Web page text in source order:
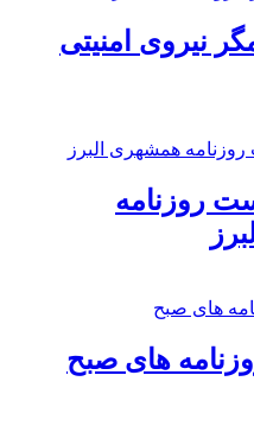
نیروی امنیتی
روزنامه‌
های صبح